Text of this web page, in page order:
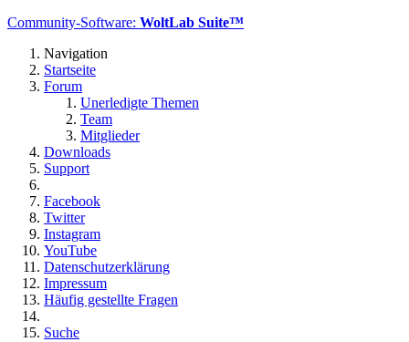
Community-Software: WoltLab Suite™
Navigation
Startseite
Forum
Unerledigte Themen
Team
Mitglieder
Downloads
Support
Facebook
Twitter
Instagram
YouTube
Datenschutzerklärung
Impressum
Häufig gestellte Fragen
Suche